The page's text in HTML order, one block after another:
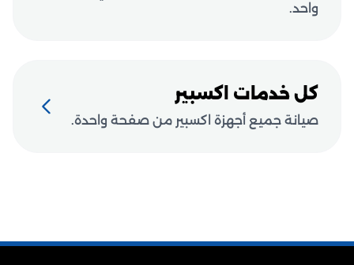
واحد.
كل خدمات اكسبير
صيانة جميع أجهزة اكسبير من صفحة واحدة.